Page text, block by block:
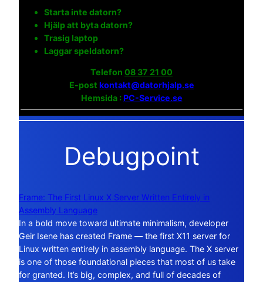
Starta inte datorn?
Hjälp att byta datorn?
Trasig laptop
Laggar speldatorn?
Telefon 08 37 21 00
E-post kontakt@datorhjalp.se
Hemsida :PC-Service.se
Debugpoint
Frame: The First Linux X Server Written Entirely in
Assembly Language
In a bold move toward ultimate minimalism, developer
Geir Isene has created Frame — the first X11 server for
Linux written entirely in assembly language. The X server
is one of those foundational pieces that most of us take
for granted. It’s big, complex, and full of decades of